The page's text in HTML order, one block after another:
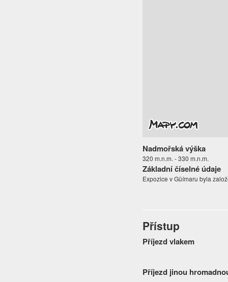
Nadmořská výška
320 m.n.m. - 330 m.n.m.
Základní číselné údaje
Expozice v Güímaru byla
Přístup
Příjezd vlakem
Příjezd jinou